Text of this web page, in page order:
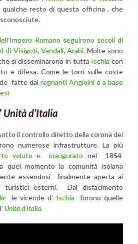
qualche resto di questa officina , che
Romano seguirono secoli di
di Visigoti, Vandali, Arabi.Molte sono
si disseminarono in tutta Ischia con
e difesa. Come le torri sulle coste
fatte dai regnanti Angioini e a base
Unità d’Italia
il controllo diretto della corona dei
numerose infrastrutture. La più
voluto e inaugurato nel 1854
quel momento la comunità isolana
essendosi finalmente aperta ai
turistici esterni. Dal disfacimento
le vicende d’ Ischia furono quelle
Unità d’Italia.